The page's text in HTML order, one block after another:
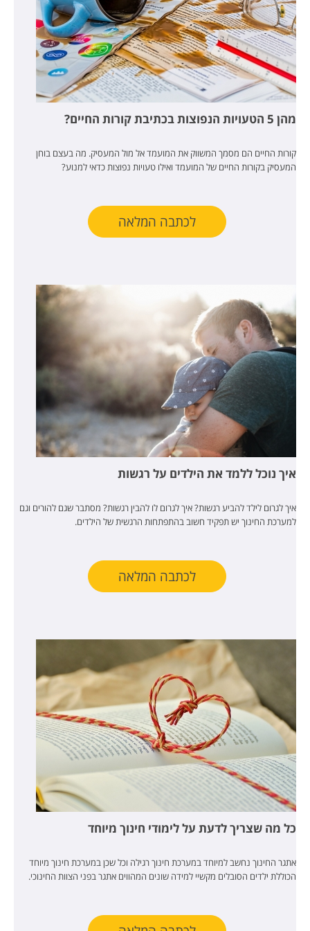
מהן 5 הטעויות הנפוצות בכתיבת קורות החיים?
קורות החיים הם מסמך המשווק את המועמד אל מול המעסיק. מה בעצם בוחן
המעסיק בקורות החיים של המועמד ואילו טעויות נפוצות כדאי למנוע?
לכתבה המלאה
איך נוכל ללמד את הילדים על רגשות
איך לגרום לילד להביע רגשות? איך לגרום לו להבין רגשות? מסתבר שגם להורים וגם
למערכת החינוך יש תפקיד חשוב בהתפתחות הרגשית של הילדים.
לכתבה המלאה
כל מה שצריך לדעת על לימודי חינוך מיוחד
אתגר החינוך נחשב למיוחד במערכת חינוך רגילה וכל שכן במערכת חינוך מיוחד
הכוללת ילדים הסובלים מקשיי למידה שונים המהווים אתגר בפני הצוות החינוכי.